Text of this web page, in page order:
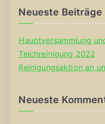
Neueste Beiträge
Hauptversammlung
Teichreinigung 2022
Reinigungsaktion an
Neueste